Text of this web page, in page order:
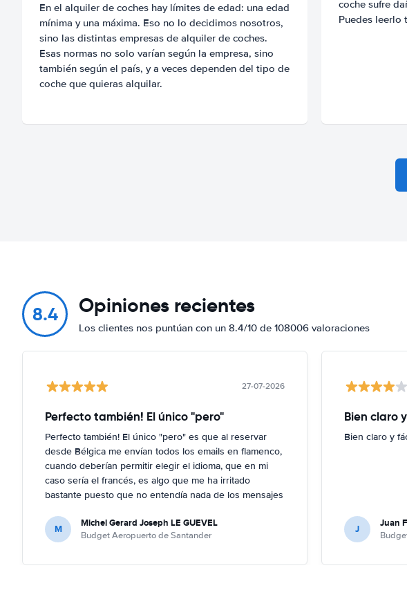
En el alquiler de coches hay límites de edad: una edad
mínima y una máxima. Eso no lo decidimos nosotros,
sino las distintas empresas de alquiler de coches.
Esas normas no solo varían según la empresa, sino
también según el país, y a veces dependen del tipo de
coche que quieras alquilar.
coche sufre
Puedes leerlo
8.4 Opiniones recientes
Los clientes nos puntúan con un 8.4/10 de 108006 valoraciones
27-07-2026
Perfecto también! El único "pero"
Perfecto también! El único "pero" es que al reservar
desde Bélgica me envían todos los emails en flamenco,
cuando deberían permitir elegir el idioma, que en mi
caso sería el francés, es algo que me ha irritado
bastante puesto que no entendía nada de los mensajes
haber ningún problema, pero en caso contrario...
M Michel Gerard Joseph LE GUEVEL
Budget Aeropuerto de Santander
Bien claro
Bien claro y
J Juan